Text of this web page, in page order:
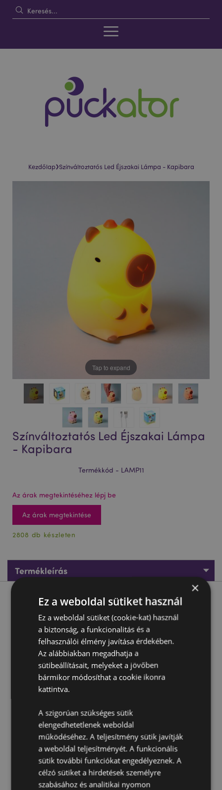
Kezdőlap›Színváltoztatós Led Éjszakai Lámpa - Kapibara
Tap to expand
Színváltoztatós Led Éjszakai Lámpa
- Kapibara
Termékkód - LAMP11
Az árak megtekintéséhez lépj be
Az árak megtekintése
2808 db készleten
Termékleírás
Termékleírás
Színváltoztatós Led Éjszakai Lámpa - Kapibara
Anyaga:Szilikon, Műanyag (ABS/HIPS)
Újratölthető:Igen
Töltőkábel:USB-C típusú - Ne használd a lámpát
töltés közben. Csak a lámpával együtt kapott kábelt
használd.
Tápellátás/Akkumulátor:
Lítium akkumulátoros,
újratölthető LED egység. DC5V 0.5A. 1200mAh/3.7V.
Színhőmérséklet WW 3000k+RGB.
Tisztítás: A port száraz ruhával töröld le.
CE jelöléssel ellátott termék: Igen
A termék nem alkalmas a következő korosztálynak:
×
Ez a weboldal sütiket használ
Ez a weboldal sütiket (cookie-kat) használ
a biztonság, a funkcionalitás és a
felhasználói élmény javítása érdekében.
Az alábbiakban megadhatja a
sütibeállításait, melyeket a jövőben
bármikor módosíthat a cookie ikonra
kattintva.
A szigorúan szükséges sütik
elengedhetetlenek weboldal
működéséhez. A teljesítmény sütik javítják
a weboldal teljesítményét. A funkcionális
sütik további funkciókat engedélyeznek. A
célzó sütiket a hirdetések személyre
szabásához és analitikai nyomon